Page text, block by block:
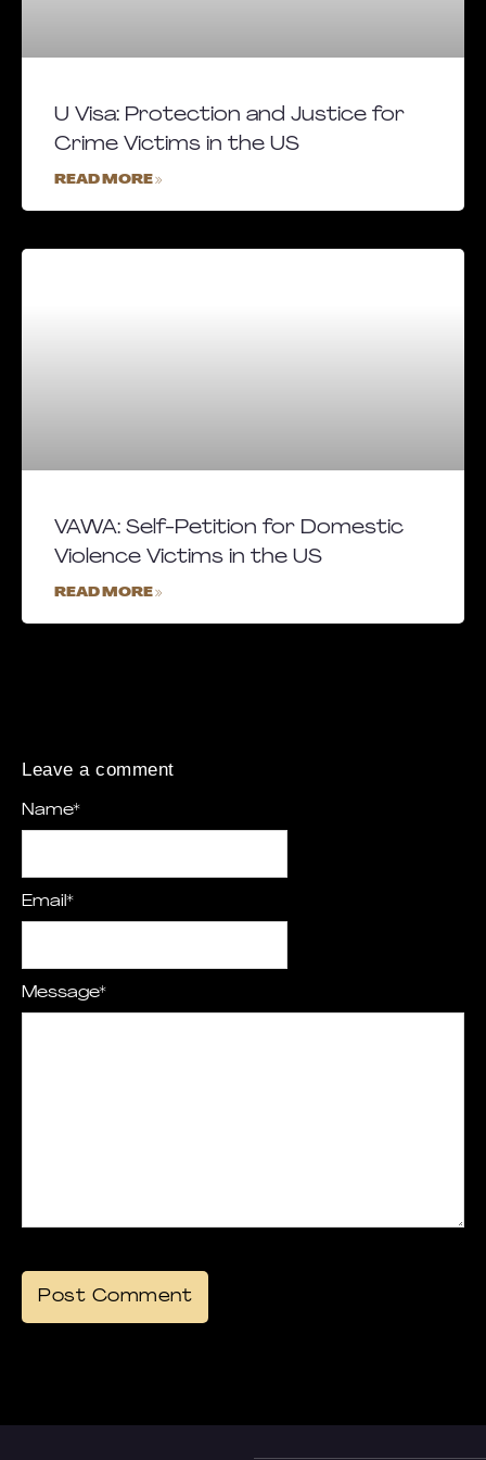
U Visa: Protection and Justice for
Crime Victims in the US
READ MORE »
VAWA: Self-Petition for Domestic
Violence Victims in the US
READ MORE »
Leave a comment
Message*
Name*
Email*